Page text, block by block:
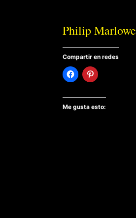
Philip Marlowe
Compartir en redes
Me gusta esto: